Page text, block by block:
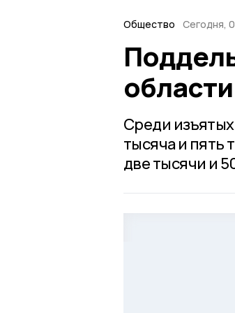
Общество Сегодня,
Среди
тысяча и пять
две тысячи и